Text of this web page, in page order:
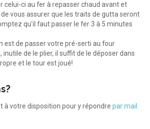
celui-ci au fer à repasser chaud avant et
vous assurer que les traits de gutta seront
qu'il faut passer le fer 3 à 5 minutes
est de passer votre pré-serti au four
inutile de le plier, il suffit de le déposer dans
et le tour est joué!
à votre disposition pour y répondre par mail